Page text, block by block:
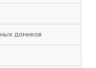
домиков